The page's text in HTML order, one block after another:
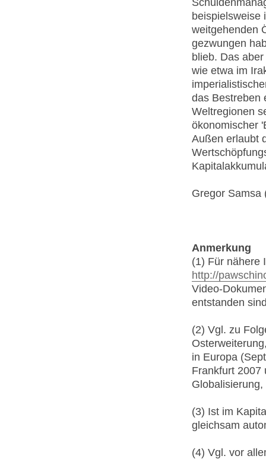
beispielsweise
weitgehenden
gezwungen
blieb. Das
wie etwa im
das Bestreben
Weltregionen
ökonomischer
Außen erlaubt
Gregor Samsa
Anmerkung
(1) Für nähere
http://
Video-
entstanden
(2) Vgl. zu
in Europa
Frankfurt 2007
(3) Ist im
gleichsam
(4) Vgl. vor